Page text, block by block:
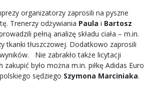
organizatorzy zaprosili na pyszne
Trenerzy odżywiania Paula i Bartosz
pełną analizę składu ciała – m.in.
tkanki tłuszczowej. Dodatkowo zaprosili
Nie zabrakło także licytacji
było można m.in. piłkę Adidas Euro
sędziego Szymona Marciniaka.